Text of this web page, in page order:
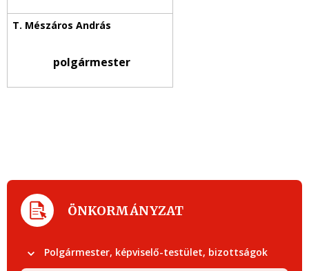
polgármester
ÖNKORMÁNYZAT
Polgármester, képviselő-testület, bizottságok